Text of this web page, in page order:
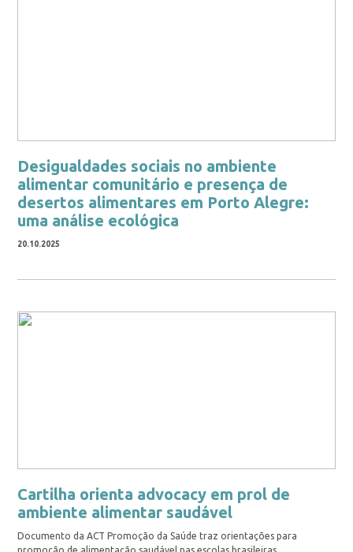
Desigualdades sociais no ambiente
alimentar comunitário e presença de
desertos alimentares em Porto Alegre:
uma análise ecológica
20.10.2025
Cartilha orienta advocacy em prol de
ambiente alimentar saudável
Documento da ACT Promoção da Saúde traz orientações para